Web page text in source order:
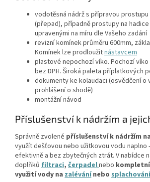
vodotěsná nádrž s přípravou
(přepad), případně prostupy na
upravenými na míru dle Vašeho zadání
revizní komínek průměru 600mm,
Komínek lze prodloužitnástavcem
plastové nepochozí víko. Pochozí víko
bez DPH. Široká paleta příplatkových
dokumenty ke kolaudaci (osvědčení o
prohlášení o shodě)
montážní návod
Příslušenství k nádržím a
Správně zvolené příslušenství k nádržím
využít dešťovou nebo užitkovou vodu naplno
efektivně a bez zbytečných ztrát. V nabídce
doplňků filtraci, čerpadelnebo
využití vody na zalévání nebo splachování